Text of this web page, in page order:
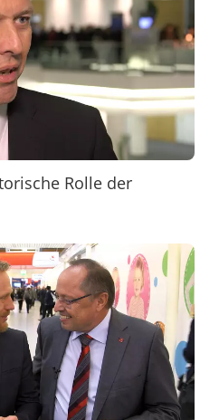
Rolle der